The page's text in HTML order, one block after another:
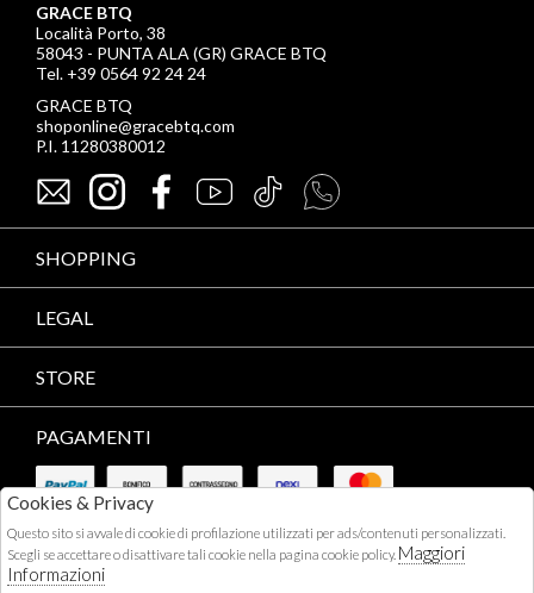
GRACE BTQ
Località Porto, 38
58043 - PUNTA ALA (GR) GRACE BTQ
Tel. +39 0564 92 24 24
GRACE BTQ
shoponline@gracebtq.com
P.I. 11280380012
SHOPPING
LEGAL
STORE
PAGAMENTI
CORRIERI
Cookies & Privacy
Questo sito si avvale di cookie di profilazione utilizzati per ads/contenuti personalizzati.
Scegli se accettare o disattivare tali cookie nella pagina cookie policy. Maggiori
Informazioni